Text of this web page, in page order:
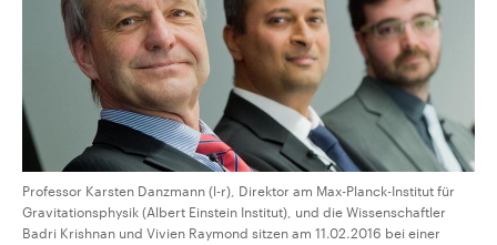
Professor Karsten Danzmann (l-r), Direktor am Max-Planck-Institut für
Gravitationsphysik (Albert Einstein Institut), und die Wissenschaftler
Badri Krishnan und Vivien Raymond sitzen am 11.02.2016 bei einer